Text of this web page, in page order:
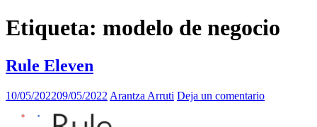
Etiqueta: modelo de negocio
Rule Eleven
10/05/202209/05/2022 Arantza Arruti Deja un comentario